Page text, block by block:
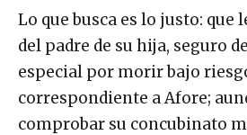
Lo que busca es lo justo: que
del padre de su hija, seguro
especial por morir bajo
correspondiente a Afore;
comprobar su concubinato